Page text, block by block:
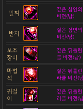
팔찌
짙은 심연
비전(남)
반지
짙은 심연
비전(남)
보조
장비
짙은 뒤틀
클 비전(남)
마법
석
짙은 뒤틀
라클 비전(
귀걸
이
짙은 뒤틀
라클 비전(